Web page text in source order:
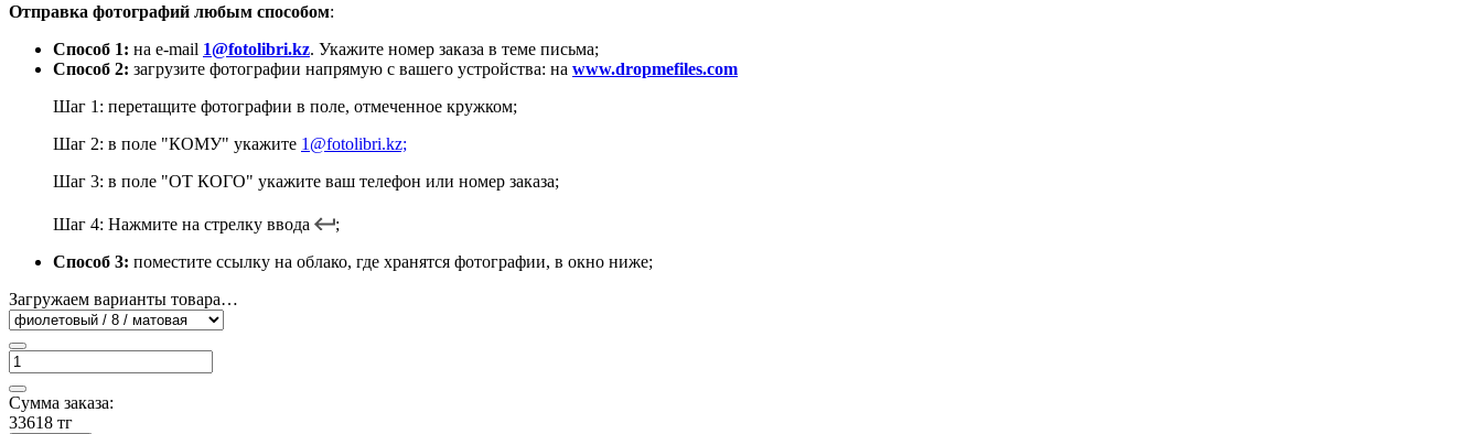
Отправка фотографий любым способом:
Способ 1: на e-mail 1@fotolibri.kz. Укажите номер заказа в теме письма;
Способ 2: загрузите фотографии напрямую с вашего устройства: на www.dropmefiles.com
Шаг 1: перетащите фотографии в поле, отмеченное кружком;
Шаг 2: в поле "КОМУ" укажите 1@fotolibri.kz;
Шаг 3: в поле "ОТ КОГО" укажите ваш телефон или номер заказа;
Шаг 4: Нажмите на стрелку ввода
;
Способ 3: поместите ссылку на облако, где хранятся фотографии, в окно ниже;
Загружаем варианты товара…
Сумма заказа:
33618 тг